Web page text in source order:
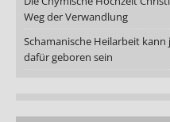
Weg der Verwandlung
Schamanische Heilarbeit
dafür geboren sein